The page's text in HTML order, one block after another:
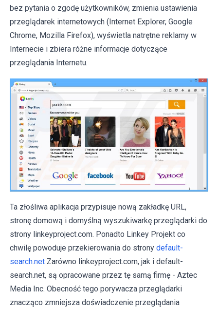
bez pytania o zgodę użytkowników, zmienia ustawienia
przeglądarek internetowych (Internet Explorer, Google
Chrome, Mozilla Firefox), wyświetla natrętne reklamy w
Internecie i zbiera różne informacje dotyczące
przeglądania Internetu.
Ta złośliwa aplikacja przypisuje nową zakładkę URL,
stronę domową i domyślną wyszukiwarkę przeglądarki do
strony linkeyproject.com. Ponadto Linkey Projekt co
chwilę powoduje przekierowania do strony default-
search.net Zarówno linkeyproject.com, jak i default-
search.net, są opracowane przez tę samą firmę - Aztec
Media Inc. Obecność tego porywacza przeglądarki
znacząco zmniejsza doświadczenie przeglądania